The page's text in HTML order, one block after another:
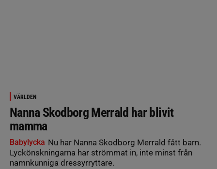
VÄRLDEN
Nanna Skodborg Merrald har blivit
mamma
Babylycka Nu har Nanna Skodborg Merrald fått barn.
Lyckönskningarna har strömmat in, inte minst från
namnkunniga dressyrryttare.